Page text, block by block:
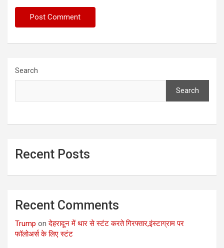
Search
Search
Recent Posts
Recent Comments
Trump onदेहरादून में थार से स्टंट करते गिरफ्तार,इंस्टाग्राम पर
फॉलोअर्स के लिए स्टंट